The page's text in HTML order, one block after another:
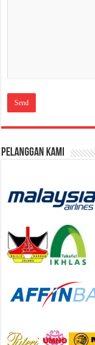
Pelanggan Kami